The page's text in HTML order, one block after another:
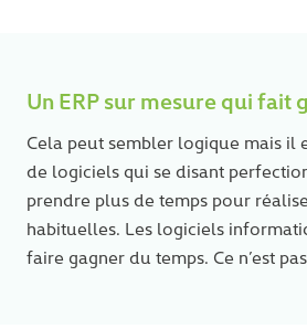
Un ERP sur mesure qui fait
Cela peut sembler logique mais il
de logiciels qui se disant
prendre plus de temps pour
habituelles. Les logiciels
faire gagner du temps. Ce n’est